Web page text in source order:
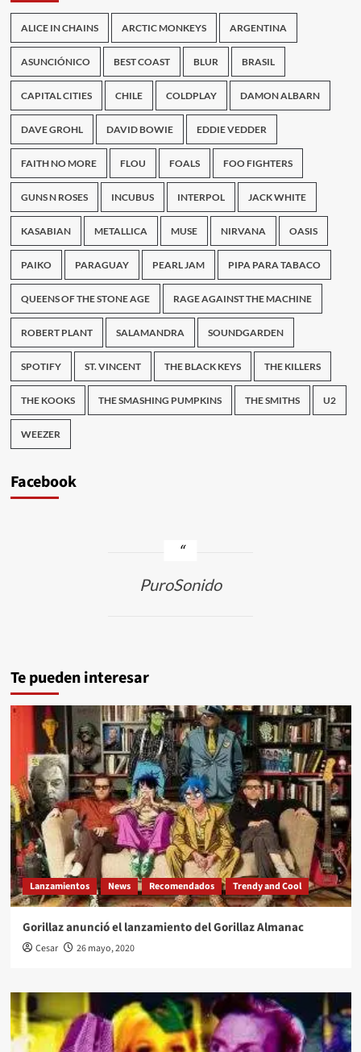
fecha
confirmada
en
Argentina
ALICE IN CHAINS ARCTIC MONKEYS ARGENTINA
ASUNCIÓNICO BEST COAST BLUR BRASIL
CAPITAL CITIES CHILE COLDPLAY DAMON ALBARN
DAVE GROHL DAVID BOWIE EDDIE VEDDER
FAITH NO MORE FLOU FOALS FOO FIGHTERS
GUNS N ROSES INCUBUS INTERPOL JACK WHITE
KASABIAN METALLICA MUSE NIRVANA OASIS
PAIKO PARAGUAY PEARL JAM PIPA PARA TABACO
QUEENS OF THE STONE AGE RAGE AGAINST THE MACHINE
ROBERT PLANT SALAMANDRA SOUNDGARDEN
SPOTIFY ST. VINCENT THE BLACK KEYS THE KILLERS
THE KOOKS THE SMASHING PUMPKINS THE SMITHS U2
WEEZER
Facebook
PuroSonido
Te pueden interesar
Lanzamientos News Recomendados Trendy and Cool
Gorillaz anunció el lanzamiento del Gorillaz Almanac
Cesar 26 mayo, 2020